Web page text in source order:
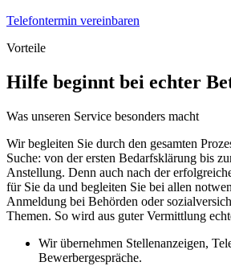
Telefontermin vereinbaren
Vorteile
Hilfe beginnt bei echter
Was unseren Service besonders macht
Wir begleiten Sie durch den gesamten
Suche: von der ersten Bedarfsklärung bis
Anstellung. Denn auch nach der
für Sie da und begleiten Sie bei allen
Anmeldung bei Behörden oder
Themen. So wird aus guter Vermittlung
Wir übernehmen Stellenanzeigen,
Bewerbergespräche.